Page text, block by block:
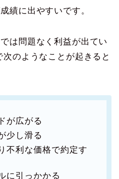
績に出やすいです。
は問題なく利益が出てい
のようなことが起きると
が広がる
少し滑る
不利な価格で約定す
に引っかかる